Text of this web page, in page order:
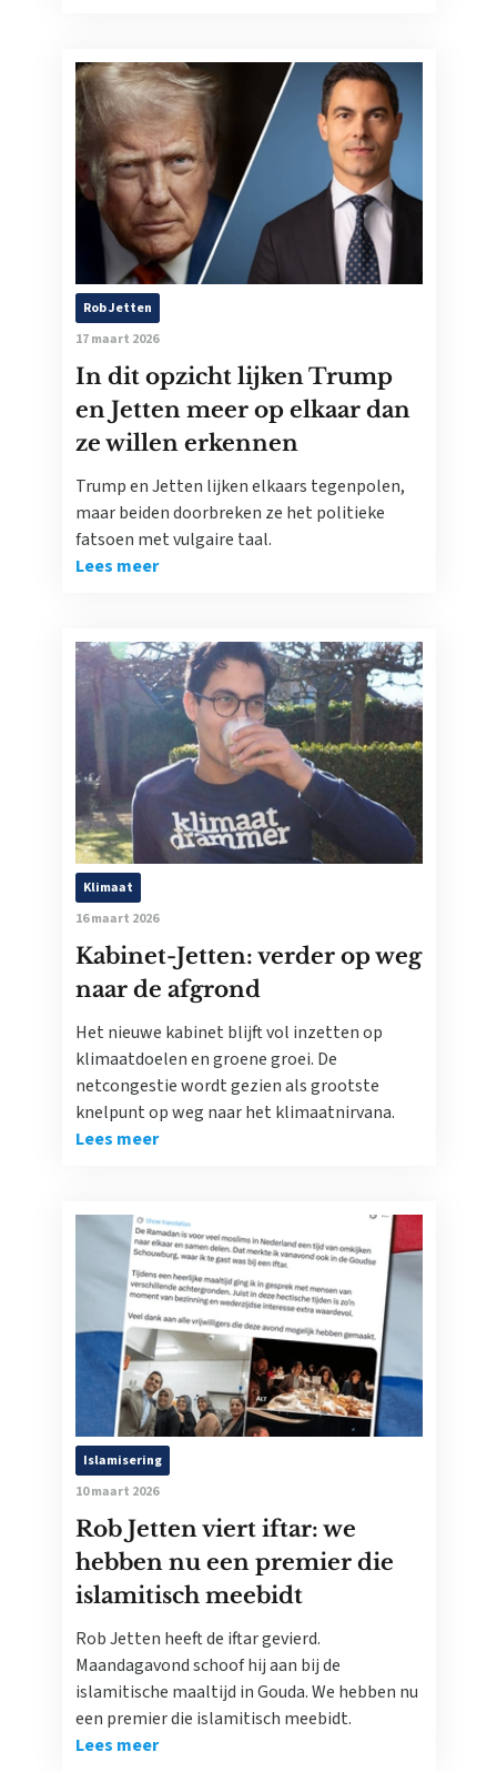
Rob Jetten
17 maart 2026
In dit opzicht lijken Trump
en Jetten meer op elkaar dan
ze willen erkennen
Trump en Jetten lijken elkaars tegenpolen,
maar beiden doorbreken ze het politieke
fatsoen met vulgaire taal.
Lees meer
Klimaat
16 maart 2026
Kabinet-Jetten: verder op weg
naar de afgrond
Het nieuwe kabinet blijft vol inzetten op
klimaatdoelen en groene groei. De
netcongestie wordt gezien als grootste
knelpunt op weg naar het klimaatnirvana.
Lees meer
Islamisering
10 maart 2026
Rob Jetten viert iftar: we
hebben nu een premier die
islamitisch meebidt
Rob Jetten heeft de iftar gevierd.
Maandagavond schoof hij aan bij de
islamitische maaltijd in Gouda. We hebben nu
een premier die islamitisch meebidt.
Lees meer